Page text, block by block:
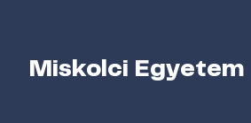
Miskolci Egyetem